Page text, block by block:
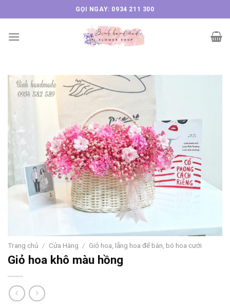
to
content
GỌI NGAY: 0934 211 300
Trang chủ / Cửa Hàng / Giỏ hoa, lẵng hoa để bàn, bó hoa cưới
Giỏ hoa khô màu hồng